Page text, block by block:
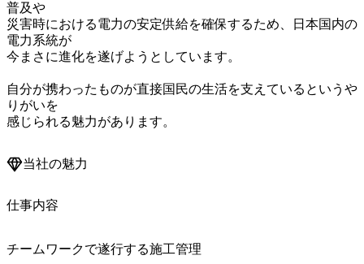
普及や
災害時における電力の安定供給を確保するため、日本国内の
電力系統が
今まさに進化を遂げようとしています。
自分が携わったものが直接国民の生活を支えているというや
りがいを
感じられる魅力があります。
当社の魅力
仕事内容
チームワークで遂行する施工管理